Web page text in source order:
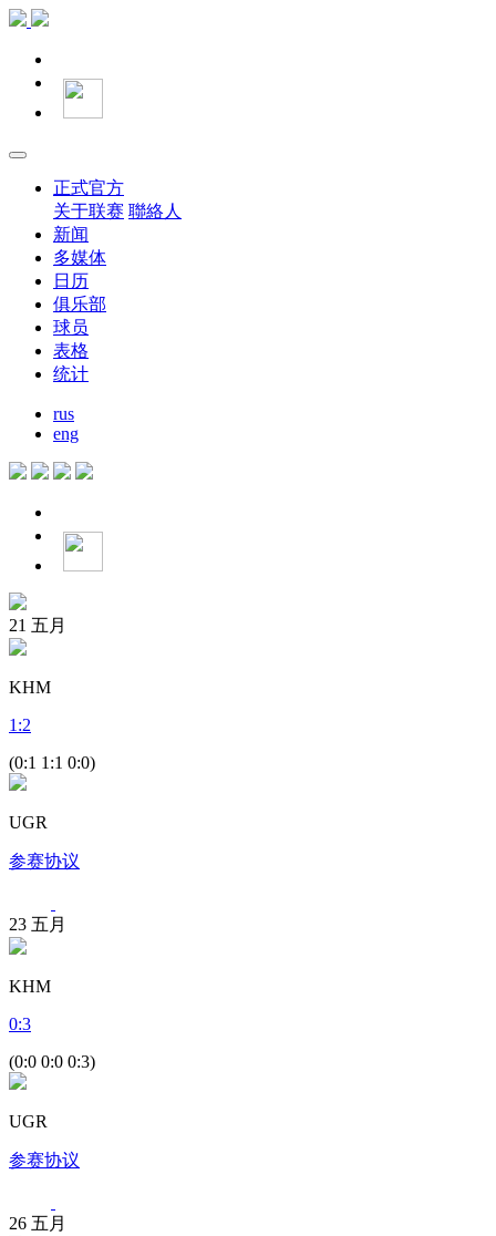
正式官方
关于联赛 聯絡人
新闻
多媒体
日历
俱乐部
球员
表格
统计
rus
eng
21 五月
KHM
1 :2
(0:1 1:1 0:0)
UGR
参赛协议
23 五月
KHM
0:3
(0:0 0:0 0:3)
UGR
参赛协议
26 五月